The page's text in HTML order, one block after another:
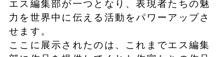
エス編集部が一つとなり、表現者たちの魅
力を世界中に伝える活動をパワーアップさ
せます。
ここに展示されたのは、これまでエス編集